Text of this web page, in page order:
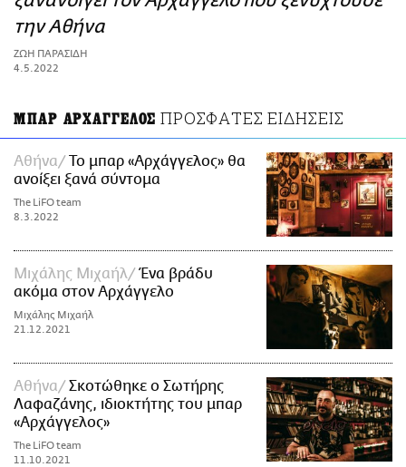
ΑΜΠΑ
PRINT
την Αθήνα
ΖΩΗ ΠΑΡΑΣΙΔΗ
4.5.2022
ΜΠΑΡ ΑΡΧΑΓΓΕΛΟΣ ΠΡΟΣΦΑΤΕΣ ΕΙΔΗΣΕΙΣ
Αθήνα
Το μπαρ «Αρχάγγελος» θα
ανοίξει ξανά σύντομα
The LiFO team
8.3.2022
Μιχάλης Μιχαήλ
Ένα βράδυ
ακόμα στον Αρχάγγελο
Μιχάλης Μιχαήλ
21.12.2021
Αθήνα
Σκοτώθηκε ο Σωτήρης
Λαφαζάνης, ιδιοκτήτης του μπαρ
«Αρχάγγελος»
The LiFO team
11.10.2021